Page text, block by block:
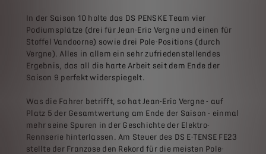
In der Saison 10 holte das DS PENSKE Team vier
Podiumsplätze (drei für Jean-Eric Vergne und einen für
Stoffel Vandoorne) sowie drei Pole-Positions (durch
Vergne). Alles in allem ein sehr zufriedenstellendes
Ergebnis, das all die harte Arbeit seit dem Ende der
Saison 9 perfekt widerspiegelt.
Was die Fahrer betrifft, so hat Jean-Eric Vergne - auf
Platz 5 der Gesamtwertung am Ende der Saison - einmal
mehr seine Spuren in der Geschichte der Elektro-
Rennserie hinterlassen. Am Steuer des DS E-TENSE FE23
stellte der Franzose den Rekord für die meisten Pole-